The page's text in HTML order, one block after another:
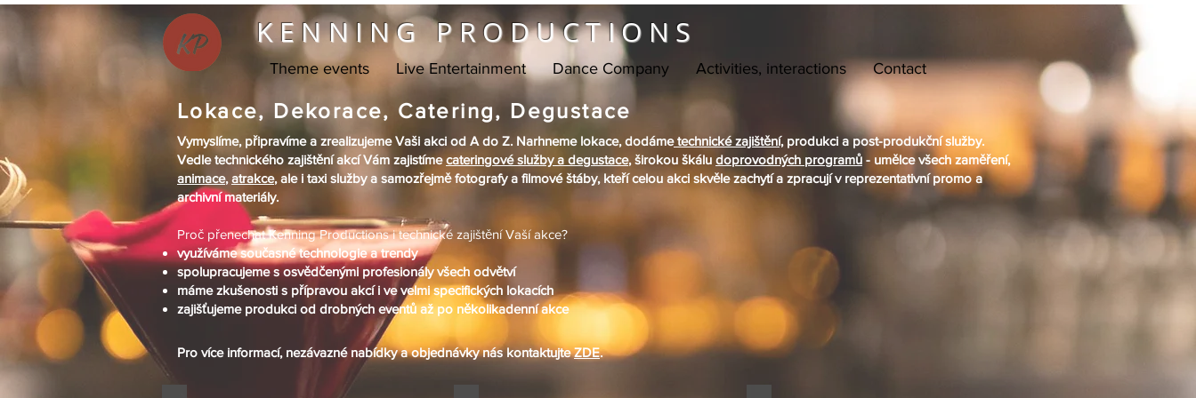
Lokace, Dekorace, Catering, Degustace
Vymyslíme, připravíme a zrealizujeme Vaši akci od A do Z. Narhneme lokace, dodámetechnické zajištění, produkci a post-produkční služby.
Vedle technického zajištění akcí Vám zajistímecateringové služby a degustace, širokou škálu doprovodných programů - umělce všech zaměření,
animace, atrakce, ale i taxi služby a samozřejmě fotografy a filmové štáby, kteří celou akci skvěle zachytí a zpracují v reprezentativní promo a
archivní materiály.
Proč přenechat Kenning Productions i technické zajištění Vaší akce?
využíváme současné technologie a trendy
spolupracujeme s osvědčenými profesionály všech odvětví
máme zkušenosti s přípravou akcí i ve velmi specifických lokacích
zajišťujeme produkci od drobných eventů až po několikadenní akce
Pro více informací, nezávazné nabídky a objednávky nás kontaktujteZDE.
Theme events Live Entertainment Dance Company Activities, interactions Contact
KENNING PRODUCTIONS